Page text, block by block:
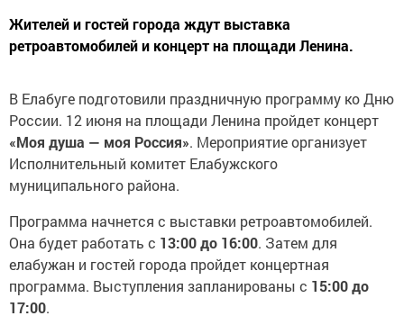
Жителей и гостей города ждут выставка
ретроавтомобилей и концерт на площади Ленина.
В Елабуге подготовили праздничную программу ко Дню
России. 12 июня на площади Ленина пройдет концерт
«Моя душа — моя Россия». Мероприятие организует
Исполнительный комитет Елабужского
муниципального района.
Программа начнется с выставки ретроавтомобилей.
Она будет работать с 13:00 до 16:00. Затем для
елабужан и гостей города пройдет концертная
программа. Выступления запланированы с 15:00 до
17:00.